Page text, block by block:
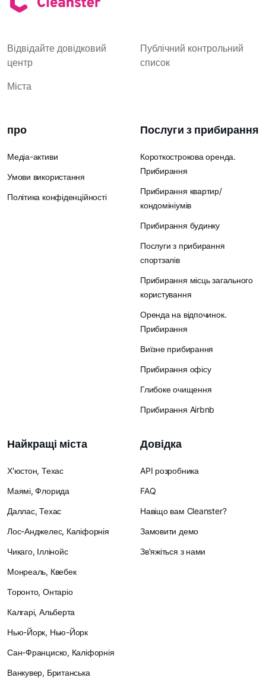
Відвідайте довідковий
центр
Публічний контрольний
список
Міста
про
Медіа-активи
Умови використання
Політика конфіденційності
Послуги з прибирання
Короткострокова оренда.
Прибирання
Прибирання квартир/
кондомініумів
Прибирання будинку
Послуги з прибирання
спортзалів
Прибирання місць загального
користування
Оренда на відпочинок.
Прибирання
Виїзне прибирання
Прибирання офісу
Глибоке очищення
Прибирання Airbnb
Найкращі міста
Х'юстон, Техас
Маямі, Флорида
Даллас, Техас
Лос-Анджелес, Каліфорнія
Чикаго, Іллінойс
Монреаль, Квебек
Торонто, Онтаріо
Калгарі, Альберта
Нью-Йорк, Нью-Йорк
Сан-Франциско, Каліфорнія
Ванкувер, Британська
Довідка
API розробника
FAQ
Навіщо вам Cleanster?
Замовити демо
Зв'яжіться з нами